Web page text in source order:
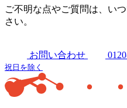
ご不明な点やご質問は、い
さい。
お問い合わせ
祝日を除く